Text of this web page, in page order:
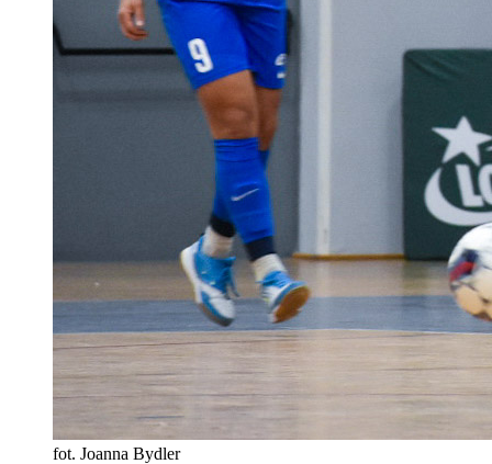
fot. Joanna Bydler